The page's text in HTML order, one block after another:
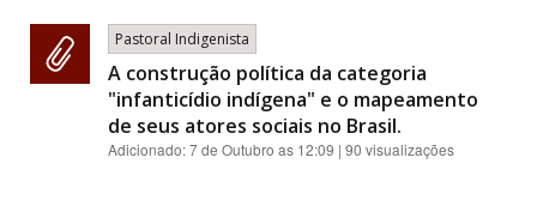
Pastoral Indigenista
A construção política da categoria
"infanticídio indígena" e o mapeamento
de seus atores sociais no Brasil.
Adicionado:7 de Outubro as 12:09 | 90 visualizações